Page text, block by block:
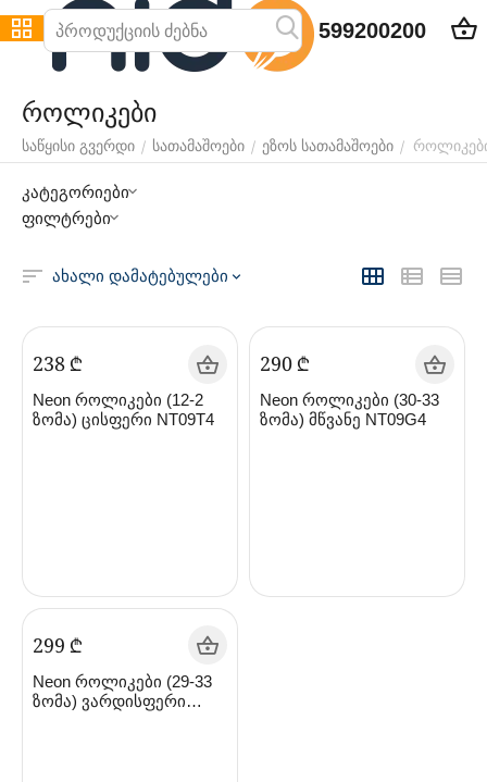
599200200
როლიკები
საწყისი გვერდი / სათამაშოები / ეზოს სათამაშოები /
კატეგორიები
ფილტრები
ახალი დამატებულები
‍238‍₾
Neon როლიკები (12-2
ზომა) ცისფერი NT09T4
‍290‍₾
Neon როლიკები (30-33
ზომა) მწვანე NT09G4
‍299‍ ₾
Neon როლიკები (29-33
ზომა) ვარდისფერი